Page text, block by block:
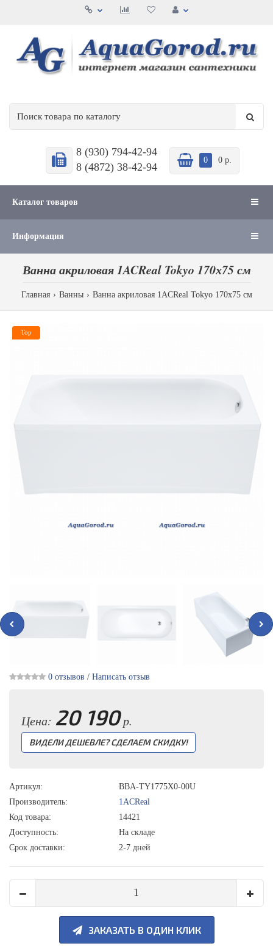
8 (930) 794-42-94
8 (4872) 38-42-94
0 0 р.
Каталог товаров
Информация
Ванна акриловая 1ACReal Tokyo 170х75 см
Главная Ванны Ванна акриловая 1ACReal Tokyo 170х75 см
Top
0 отзывов / Написать отзыв
Цена: 20 190р.
ВИДЕЛИ ДЕШЕВЛЕ? СДЕЛАЕМ СКИДКУ!
Артикул:
BBA-TY1775X0-00U
Производитель:
1ACReal
Код товара:
14421
Доступность:
На складе
Срок доставки:
2-7 дней
ЗАКАЗАТЬ В ОДИН КЛИК